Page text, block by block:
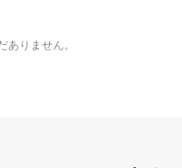
ありません。